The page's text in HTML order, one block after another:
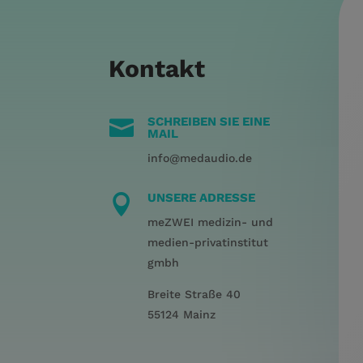
Kontakt

SCHREIBEN SIE EINE
MAIL
info@medaudio.de
 UNSERE ADRESSE
meZWEI medizin- und
medien-privatinstitut
gmbh
Breite Straße 40
55124 Mainz